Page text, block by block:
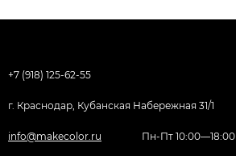
+7 (918) 125-62-55
г. Краснодар, Кубанская Набережная 31/1
info@makecolor.ru Пн-Пт 10:00—18:00